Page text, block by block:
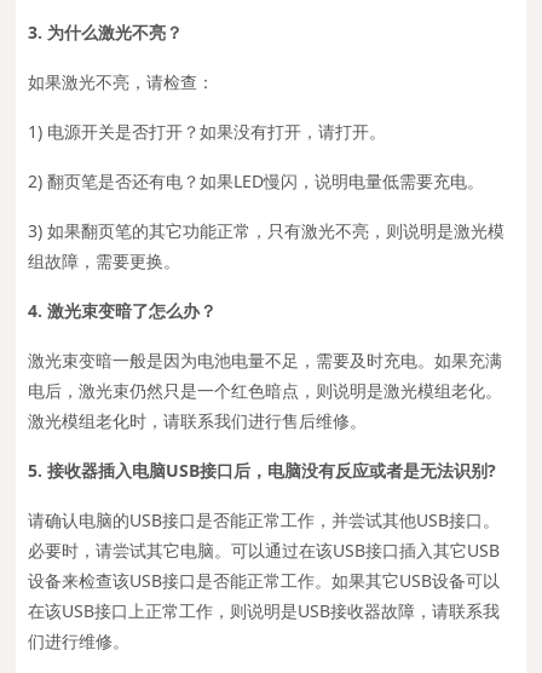
3. 为什么激光不亮？
如果激光不亮，请检查：
1) 电源开关是否打开？如果没有打开，请打开。
2) 翻页笔是否还有电？如果LED慢闪，说明电量低需要充电。
3) 如果翻页笔的其它功能正常，只有激光不亮，则说明是激光模
组故障，需要更换。
4. 激光束变暗了怎么办？
激光束变暗一般是因为电池电量不足，需要及时充电。如果充满
电后，激光束仍然只是一个红色暗点，则说明是激光模组老化。
激光模组老化时，请联系我们进行售后维修。
5. 接收器插入电脑USB接口后，电脑没有反应或者是无法识别?
请确认电脑的USB接口是否能正常工作，并尝试其他USB接口。
必要时，请尝试其它电脑。可以通过在该USB接口插入其它USB
设备来检查该USB接口是否能正常工作。如果其它USB设备可以
在该USB接口上正常工作，则说明是USB接收器故障，请联系我
们进行维修。